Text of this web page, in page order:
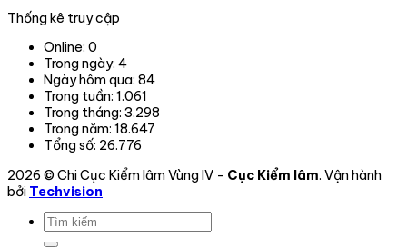
Thống kê truy cập
Online: 0
Trong ngày: 4
Ngày hôm qua: 84
Trong tuần: 1.061
Trong tháng: 3.298
Trong năm: 18.647
Tổng số: 26.776
2026 © Chi Cục Kiểm lâm Vùng IV - Cục Kiểm lâm. Vận hành
bởi Techvision